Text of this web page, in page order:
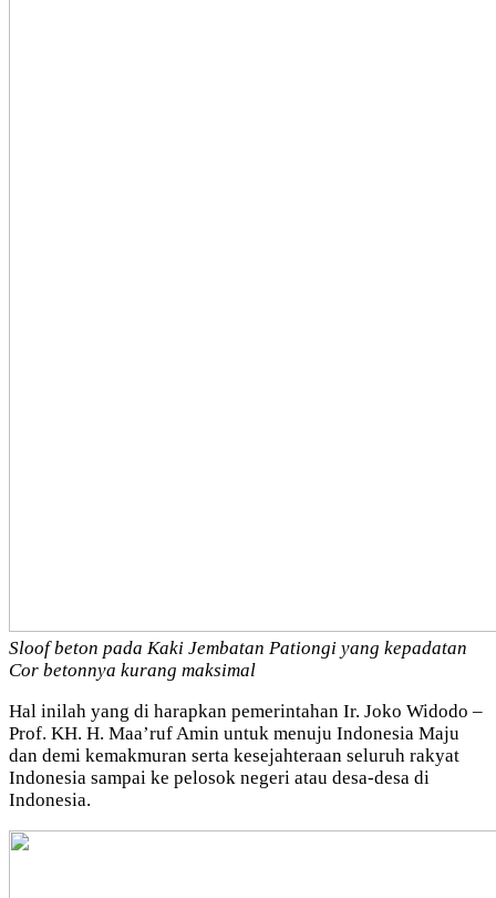
Sloof beton pada Kaki Jembatan Pationgi yang kepadatan
Cor betonnya kurang maksimal
Hal inilah yang di harapkan pemerintahan Ir. Joko Widodo –
Prof. KH. H. Maa’ruf Amin untuk menuju Indonesia Maju
dan demi kemakmuran serta kesejahteraan seluruh rakyat
Indonesia sampai ke pelosok negeri atau desa-desa di
Indonesia.